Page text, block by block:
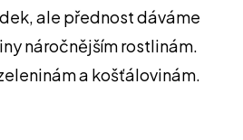
ale přednost dáváme
náročnějším rostlinám.
a košťálovinám.